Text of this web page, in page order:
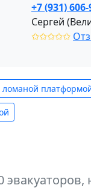
+7 (931)
Сергей
✩✩✩✩✩
ломаной